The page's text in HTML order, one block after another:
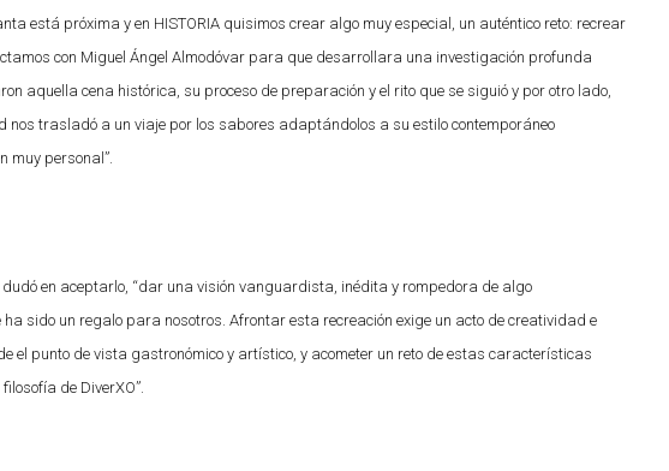
está próxima y en HISTORIA quisimos crear algo muy especial, un auténtico reto: recrear
con Miguel Ángel Almodóvar para que desarrollara una investigación profunda
aquella cena histórica, su proceso de preparación y el rito que se siguió y por otro lado,
nos trasladó a un viaje por los sabores adaptándolos a su estilo contemporáneo
muy personal”.
dudó en aceptarlo, “dar una visión vanguardista, inédita y rompedora de algo
sido un regalo para nosotros. Afrontar esta recreación exige un acto de creatividad e
el punto de vista gastronómico y artístico, y acometer un reto de estas características
de DiverXO”.